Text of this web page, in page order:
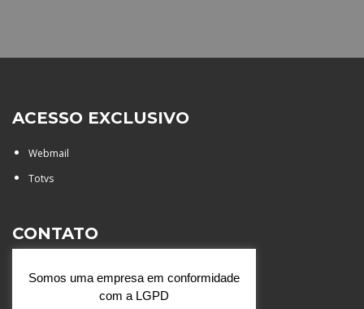
ACESSO EXCLUSIVO
Webmail
Totvs
CONTATO
Santa Catarina - São José do
Rio Preto (SP)
Somos uma empresa em conformidade
com a LGPD